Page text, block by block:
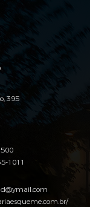
395
1011